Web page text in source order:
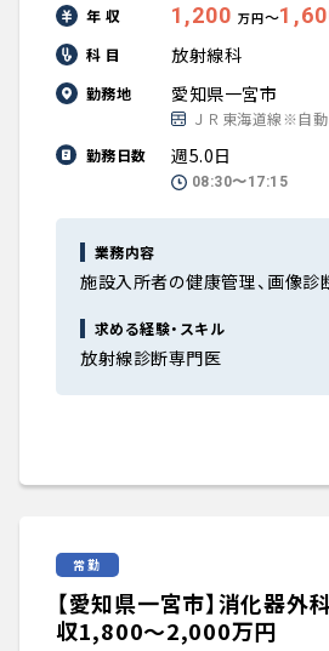
年 収 1,200 万円〜
科 目 放射線科
勤務地 愛知県一宮市
ＪＲ東海道線※自
勤務日数
週5.0日
08:30〜17:15
業務内容
施設入所者の健康管理、画像診
求める経験・スキル
放射線診断専門医
常勤
【愛知県一宮市】消化器外
収1,800〜2,000万円